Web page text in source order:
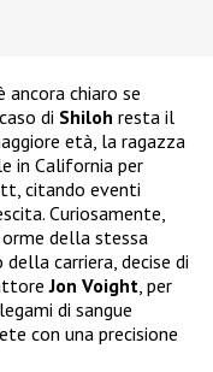
chiaro se
di Shiloh resta il
età, la ragazza
in California per
citando eventi
Curiosamente,
della stessa
della carriera, decise di
Jon Voight, per
di sangue
con una precisione